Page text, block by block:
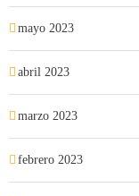
mayo 2023
abril 2023
marzo 2023
febrero 2023